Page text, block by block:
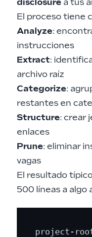
disclosurea tus
El proceso tiene
Analyze:
instrucciones
Extract:
archivo raíz
Categorize:
restantes en
Structure: crear
enlaces
Prune: eliminar
vagas
El resultado
500 líneas a algo
project-